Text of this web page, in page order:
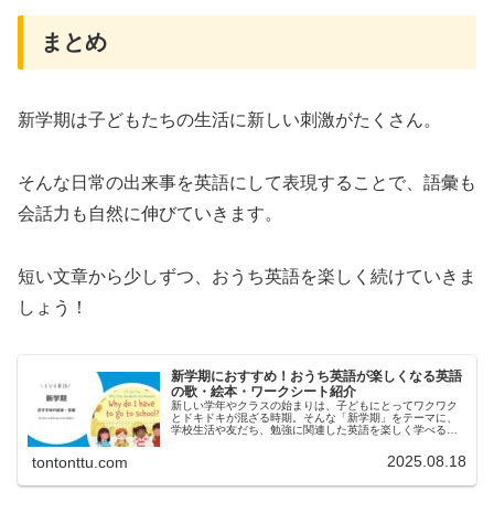
まとめ
新学期は子どもたちの生活に新しい刺激がたくさん。
そんな日常の出来事を英語にして表現することで、語彙も
会話力も自然に伸びていきます。
短い文章から少しずつ、おうち英語を楽しく続けていきま
しょう！
新学期におすすめ！おうち英語が楽しくなる英語
の歌・絵本・ワークシート紹介
新しい学年やクラスの始まりは、子どもにとってワクワク
とドキドキが混ざる時期。そんな「新学期」をテーマに、
学校生活や友だち、勉強に関連した英語を楽しく学べる音
tontonttu.com 2025.08.18